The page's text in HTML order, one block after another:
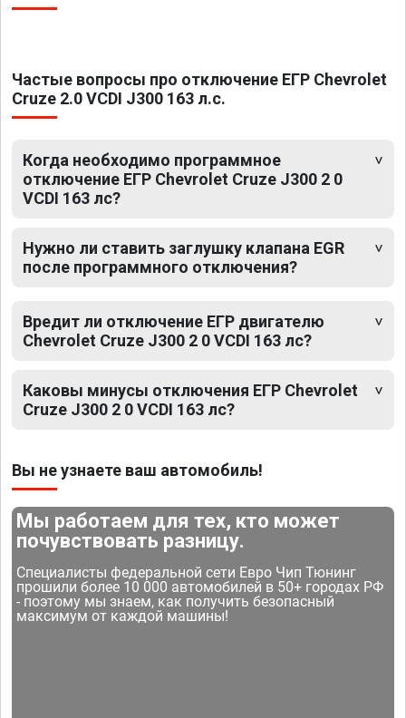
Частые вопросы про отключение ЕГР Chevrolet
Cruze 2.0 VCDI J300 163 л.с.
Когда необходимо программное
отключение ЕГР Chevrolet Cruze J300 2 0
VCDI 163 лс?
Нужно ли ставить заглушку клапана EGR
после программного отключения?
Вредит ли отключение ЕГР двигателю
Chevrolet Cruze J300 2 0 VCDI 163 лс?
Каковы минусы отключения ЕГР Chevrolet
Cruze J300 2 0 VCDI 163 лс?
Вы не узнаете ваш автомобиль!
Мы работаем для тех, кто может
почувствовать разницу.
Специалисты федеральной сети Евро Чип Тюнинг
прошили более 10 000 автомобилей в 50+ городах РФ
- поэтому мы знаем, как получить безопасный
максимум от каждой машины!